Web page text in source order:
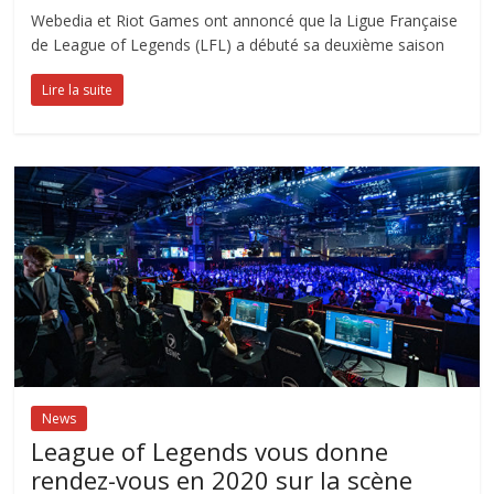
Webedia et Riot Games ont annoncé que la Ligue Française
de League of Legends (LFL) a débuté sa deuxième saison
Lire la suite
News
League of Legends vous donne
rendez-vous en 2020 sur la scène